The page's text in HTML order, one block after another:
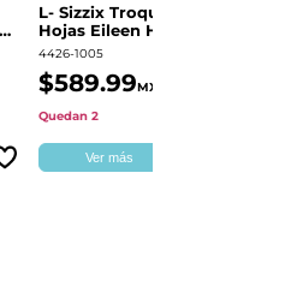
L- Sizzix Troquel Grueso
Hojas Eileen Hull | 661111
4426-1005
$589.99MXN
Quedan 2
Ver más